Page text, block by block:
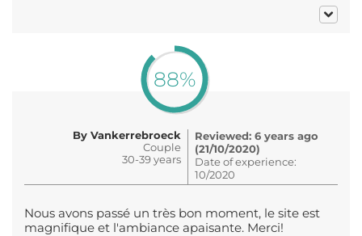
88%
By Vankerrebroeck
Couple
30-39 years
Reviewed: 6 years ago
(21/10/2020)
Date of experience:
10/2020
Nous avons passé un très bon moment, le site est
magnifique et l'ambiance apaisante. Merci!